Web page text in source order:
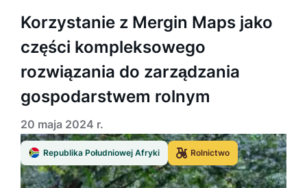
Korzystanie z Mergin Maps jako
części kompleksowego
rozwiązania do zarządzania
gospodarstwem rolnym
20 maja 2024 r.
Rolnictwo
Republika Południowej Afryki